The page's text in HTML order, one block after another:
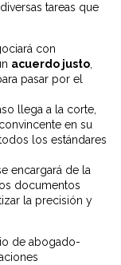
tareas que
con
acuerdo justo
pasar por el
llega a la corte,
en su
los estándares
encargará de la
documentos
la precisión y
de abogado-